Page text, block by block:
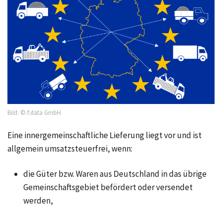
Bild: © f:data GmbH
Eine innergemeinschaftliche Lieferung liegt vor und ist
allgemein umsatzsteuerfrei, wenn:
die Güter bzw. Waren aus Deutschland in das übrige
Gemeinschaftsgebiet befördert oder versendet
werden,